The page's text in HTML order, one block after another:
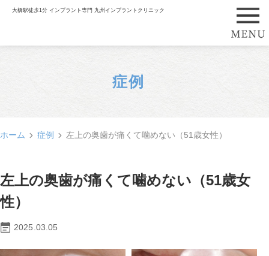
大橋駅徒歩1分 インプラント専門 九州インプラントクリニック
症例
ホーム 症例 左上の奥歯が痛くて噛めない（51歳女性）
左上の奥歯が痛くて噛めない（51歳女
性）
2025.03.05